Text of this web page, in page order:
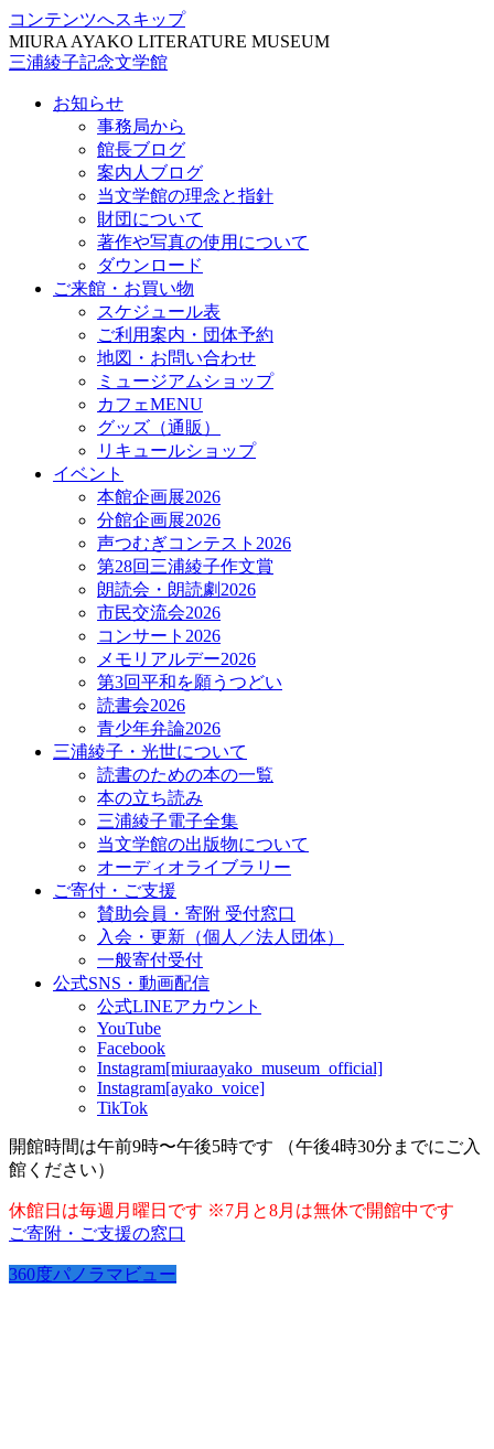
コンテンツへスキップ
MIURA AYAKO LITERATURE MUSEUM
三浦綾子記念文学館
お知らせ
事務局から
館長ブログ
案内人ブログ
当文学館の理念と指針
財団について
著作や写真の使用について
ダウンロード
ご来館・お買い物
スケジュール表
ご利用案内・団体予約
地図・お問い合わせ
ミュージアムショップ
カフェMENU
グッズ（通販）
リキュールショップ
イベント
本館企画展2026
分館企画展2026
声つむぎコンテスト2026
第28回三浦綾子作文賞
朗読会・朗読劇2026
市民交流会2026
コンサート2026
メモリアルデー2026
第3回平和を願うつどい
読書会2026
青少年弁論2026
三浦綾子・光世について
読書のための本の一覧
本の立ち読み
三浦綾子電子全集
当文学館の出版物について
オーディオライブラリー
ご寄付・ご支援
賛助会員・寄附 受付窓口
入会・更新（個人／法人団体）
一般寄付受付
公式SNS・動画配信
公式LINEアカウント
YouTube
Facebook
Instagram[miuraayako_museum_official]
Instagram[ayako_voice]
TikTok
開館時間は午前9時〜午後5時です （午後4時30分までにご入
館ください）
休館日は毎週月曜日です ※7月と8月は無休で開館中です
ご寄附・ご支援の窓口
360度パノラマビュー